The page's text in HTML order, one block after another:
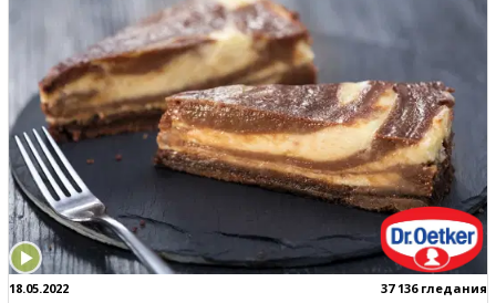
18.05.2022 37 136 гледания